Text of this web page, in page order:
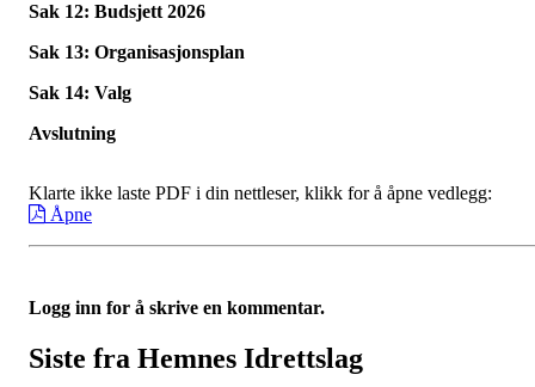
Sak 12: Budsjett 2026
Sak 13: Organisasjonsplan
Sak 14: Valg
Avslutning
Klarte ikke laste PDF i din nettleser, klikk for å åpne vedlegg:
Åpne
Logg inn for å skrive en kommentar.
Siste fra Hemnes Idrettslag